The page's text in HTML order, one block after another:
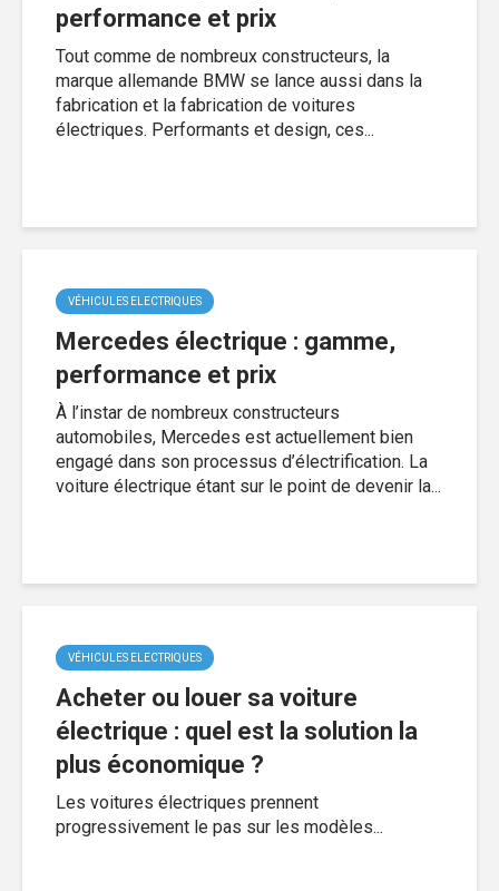
performance et prix
Tout comme de nombreux constructeurs, la
marque allemande BMW se lance aussi dans la
fabrication et la fabrication de voitures
électriques. Performants et design, ces...
VÉHICULES ELECTRIQUES
Mercedes électrique : gamme,
performance et prix
À l’instar de nombreux constructeurs
automobiles, Mercedes est actuellement bien
engagé dans son processus d’électrification. La
voiture électrique étant sur le point de devenir la...
VÉHICULES ELECTRIQUES
Acheter ou louer sa voiture
électrique : quel est la solution la
plus économique ?
Les voitures électriques prennent
progressivement le pas sur les modèles...